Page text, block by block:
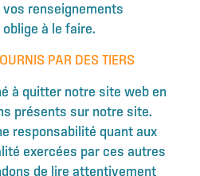
renseignements
à le faire.
PAR DES TIERS
à quitter notre site web en
présents sur notre site.
responsabilité quant aux
exercées par ces autres
de lire attentivement